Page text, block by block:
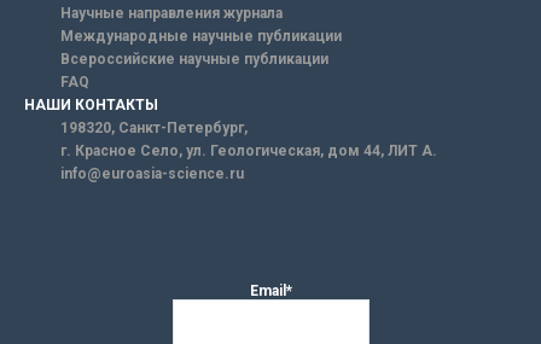
Научные направления журнала
Международные научные публикации
Всероссийские научные публикации
FAQ
НАШИ КОНТАКТЫ
198320, Санкт-Петербург,
г. Красное Село, ул. Геологическая, дом 44, ЛИТ А.
info@euroasia-science.ru
Email*